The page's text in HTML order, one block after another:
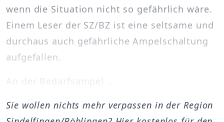
wenn die Situation nicht so gefährlich wäre.
Einem Leser der SZ/BZ ist eine seltsame und
durchaus auch gefährliche Ampelschaltung
aufgefallen.
An der Bedarfsampel ...
Sie wollen nichts mehr verpassen in der Region